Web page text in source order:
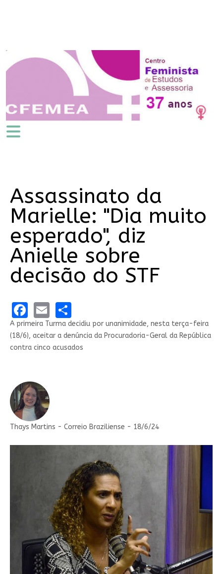
Assassinato da
Marielle: "Dia muito
esperado", diz
Anielle sobre
decisão do STF
Facebook
EmailShare
A primeira Turma decidiu por unanimidade, nesta terça-feira
(18/6), aceitar a denúncia da Procuradoria-Geral da República
contra cinco acusados
Thays Martins - Correio Braziliense - 18/6/24